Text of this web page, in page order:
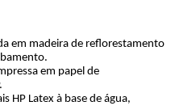
em madeira de reflorestamento
em papel de
HP Latex à base de água,